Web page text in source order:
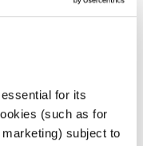
for its
(such as for
subject to
אשמה
המניע
אלון נוימן